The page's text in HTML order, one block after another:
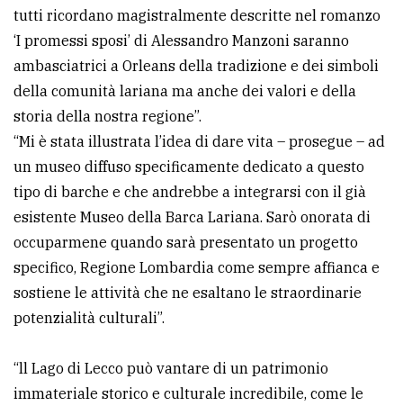
tutti ricordano magistralmente descritte nel romanzo
‘I promessi sposi’ di Alessandro Manzoni saranno
ambasciatrici a Orleans della tradizione e dei simboli
della comunità lariana ma anche dei valori e della
storia della nostra regione”.
“Mi è stata illustrata l’idea di dare vita – prosegue – ad
un museo diffuso specificamente dedicato a questo
tipo di barche e che andrebbe a integrarsi con il già
esistente Museo della Barca Lariana. Sarò onorata di
occuparmene quando sarà presentato un progetto
specifico, Regione Lombardia come sempre affianca e
sostiene le attività che ne esaltano le straordinarie
potenzialità culturali”.
“ll Lago di Lecco può vantare di un patrimonio
immateriale storico e culturale incredibile, come le